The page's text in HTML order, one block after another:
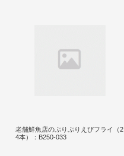
老舗鮮魚店のぷりぷりえびフライ（2
4本）：B250-033